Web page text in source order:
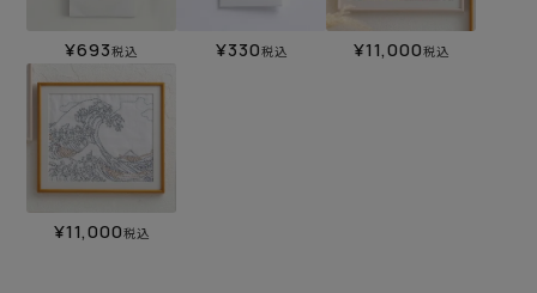
¥693税込 ¥330税込 ¥11,000税込
¥11,000税込